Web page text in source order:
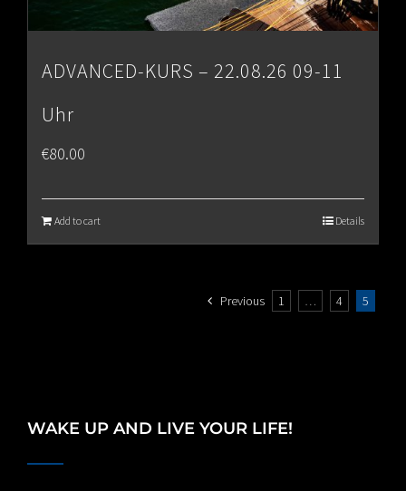
ADVANCED-KURS – 22.08.26 09-11
Uhr
€80.00
Add to cart Details
Previous 1 … 4 5
WAKE UP AND LIVE YOUR LIFE!